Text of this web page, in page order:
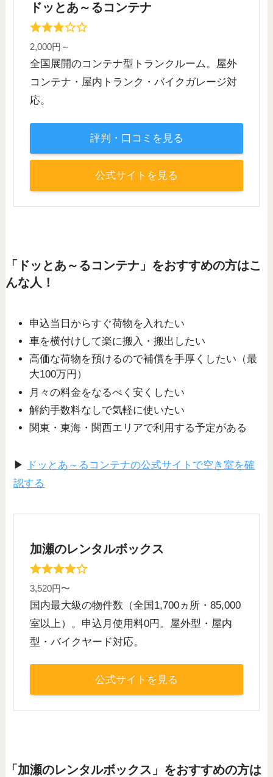
ドッとあ～るコンテナ
2,000円～
全国展開のコンテナ型トランクルーム。屋外
コンテナ・屋内トランク・バイクガレージ対
応。
評判・口コミを見る
公式サイトを見る
「ドッとあ～るコンテナ」をおすすめの方はこ
んな人！
申込当日からすぐ荷物を入れたい
車を横付けして楽に搬入・搬出したい
高価な荷物を預けるので補償を手厚くしたい（最
大100万円）
月々の料金をなるべく安くしたい
解約手数料なしで気軽に使いたい
関東・東海・関西エリアで利用する予定がある
▶
ドッとあ～るコンテナの公式サイトで空き室を確
認する
加瀬のレンタルボックス
3,520円〜
国内最大級の物件数（全国1,700ヵ所・85,000
室以上）。申込月使用料0円。屋外型・屋内
型・バイクヤード対応。
公式サイトを見る
「加瀬のレンタルボックス」をおすすめの方は